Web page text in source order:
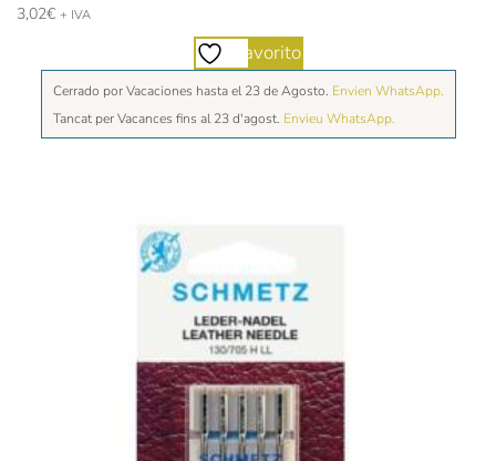
3,02€ + IVA
Favorito
Cerrado por Vacaciones hasta el 23 de Agosto. Envien WhatsApp.
Tancat per Vacances fins al 23 d'agost. Envieu WhatsApp.